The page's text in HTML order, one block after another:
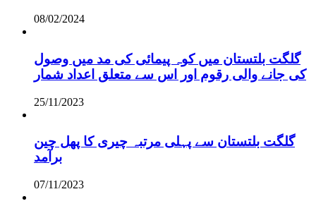
08/02/2024
گلگت بلتستان میں کوہ پیمائی کی مد میں وصول
کی جانے والی رقوم اور اس سے متعلق اعداد شمار
25/11/2023
گلگت بلتستان سے پہلی مرتبہ چیری کا پھل چین
برآمد
07/11/2023